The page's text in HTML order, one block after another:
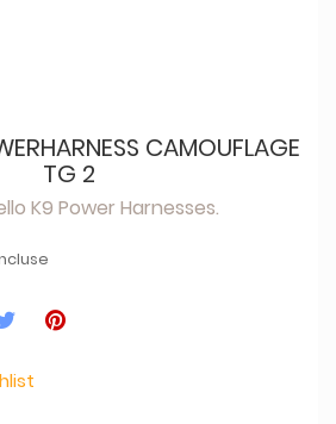
CAMOUFLAGE
TG 2
K9 Power Harnesses.